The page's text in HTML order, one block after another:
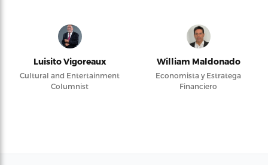
Luisito Vigoreaux
Cultural and Entertainment
Columnist
William Maldonado
Economista y Estratega
Financiero